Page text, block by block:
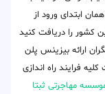
ابتدای ورود از
کشور را دریافت کنید
ارائه بیزینس پلن
فرایند راه اندازی
مهاجرتی ثبتا